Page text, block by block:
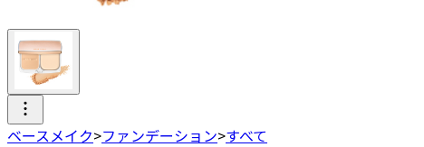
ベースメイク>ファンデーション>すべて